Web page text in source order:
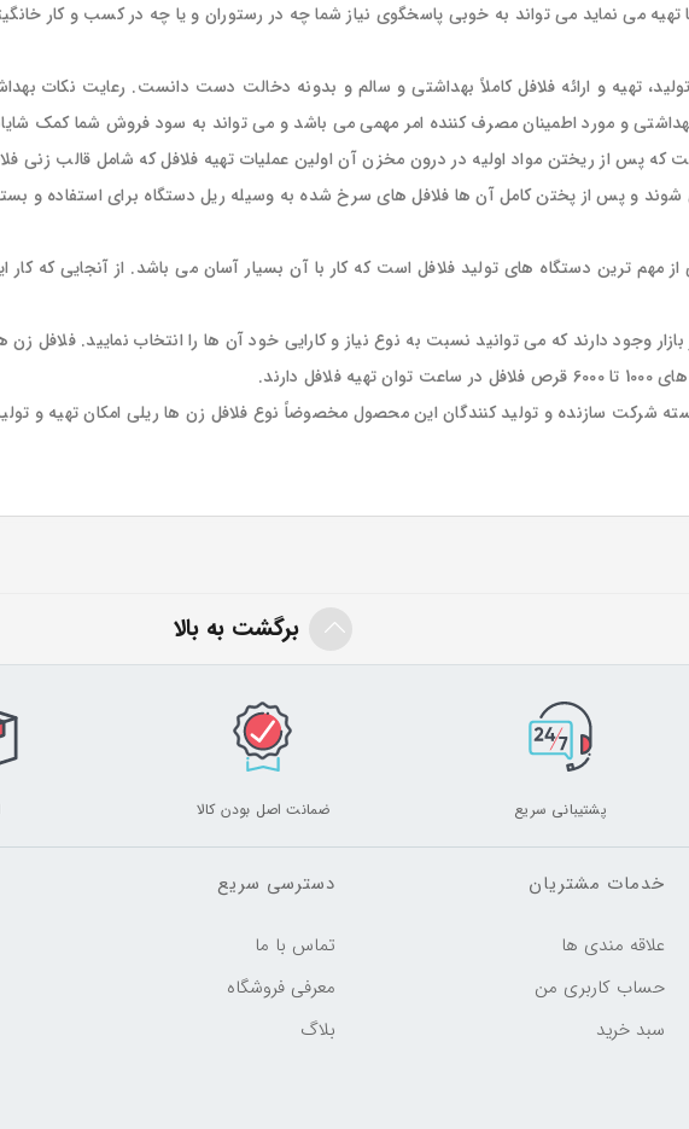
می نماید می تواند به خوبی پاسخگوی نیاز شما چه در رستوران و یا چه در کسب و کار
تهیه و ارائه فلافل کاملاً بهداشتی و سالم و بدونه دخالت دست دانست. رعایت نکات
و مورد اطمینان مصرف کننده امر مهمی می باشد و می تواند به سود فروش شما کمک
که پس از ریختن مواد اولیه در درون مخزن آن اولین عملیات تهیه فلافل که شامل قالب زنی
و پس از پختن کامل آن ها فلافل های سرخ شده به وسیله ریل دستگاه برای استفاده و
مهم ترین دستگاه های تولید فلافل است که کار با آن بسیار آسان می باشد. از آنجایی که
دارند.
بسته شرکت سازنده و تولید کنندگان این محصول مخصوضاً نوع فلافل زن ها ریلی امکان تهیه و
برگشت به بالا
پشتیبانی سریع ضمانت اصل بودن کالا
خدمات مشتریان
علاقه مندی ها
حساب کاربری من
سبد خرید
دسترسی سریع
تماس با ما
معرفی فروشگاه
بلاگ